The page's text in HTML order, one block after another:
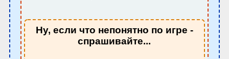
Ну, если что непонятно по игре -
спрашивайте...